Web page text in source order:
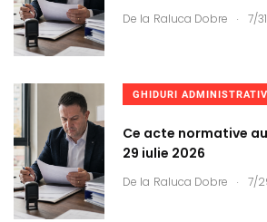
De la Raluca Dobre . 7/
GHIDURI
Ce acte normative
29 iulie 2026
De la Raluca Dobre . 7/